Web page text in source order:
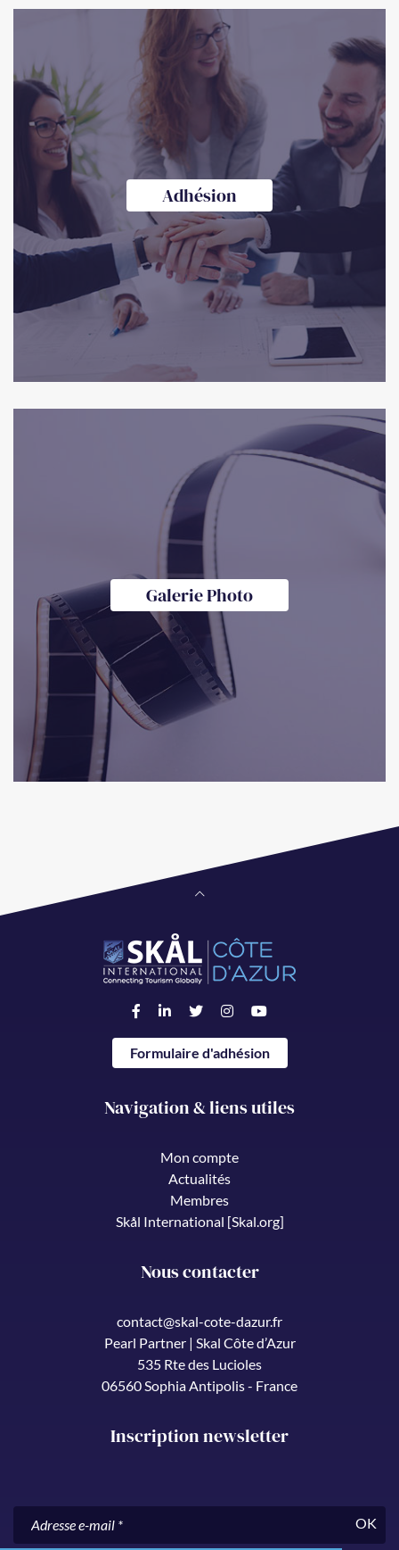
Adhésion
Galerie Photo
Formulaire d'adhésion
Navigation & liens utiles
Mon compte
Actualités
Membres
Skål International [Skal.org]
Nous contacter
contact@skal-cote-dazur.fr
Pearl Partner | Skal Côte d’Azur
535 Rte des Lucioles
06560 Sophia Antipolis - France
Inscription newsletter
OK